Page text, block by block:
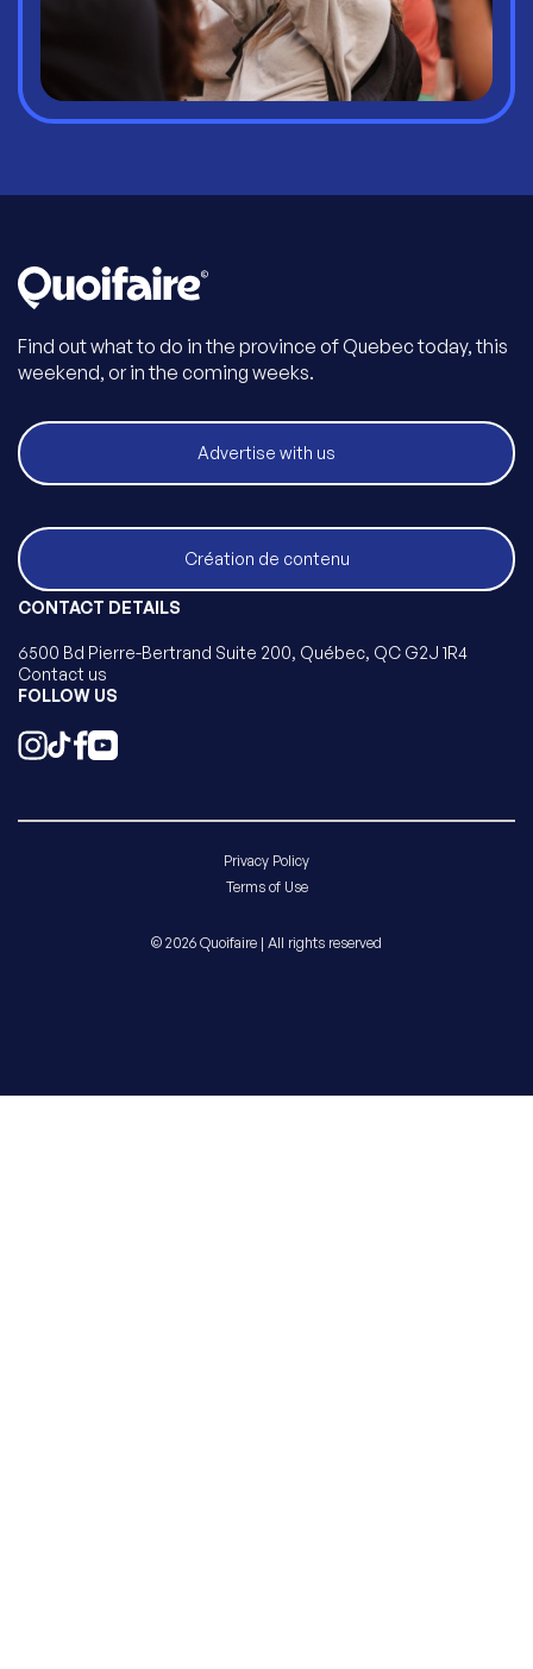
Find out what to do in the province of Quebec today, this
weekend, or in the coming weeks.
Advertise with us
Création de contenu
CONTACT DETAILS
6500 Bd Pierre-Bertrand Suite 200, Québec, QC G2J 1R4
Contact us
FOLLOW US
Privacy Policy
Terms of Use
© 2026 Quoifaire | All rights reserved